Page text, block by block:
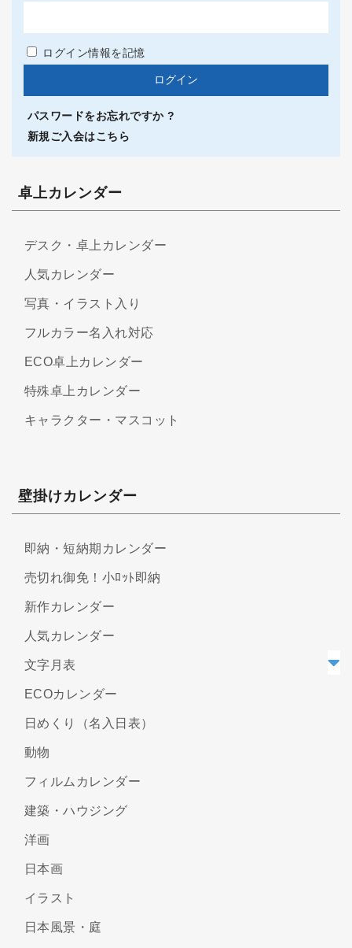
ログイン情報を記憶
パスワードをお忘れですか ?
新規ご入会はこちら
卓上カレンダー
デスク・卓上カレンダー
人気カレンダー
写真・イラスト入り
フルカラー名入れ対応
ECO卓上カレンダー
特殊卓上カレンダー
キャラクター・マスコット
壁掛けカレンダー
即納・短納期カレンダー
売切れ御免！小ﾛｯﾄ即納
新作カレンダー
人気カレンダー
文字月表
ECOカレンダー
日めくり（名入日表）
動物
フィルムカレンダー
建築・ハウジング
洋画
日本画
イラスト
日本風景・庭